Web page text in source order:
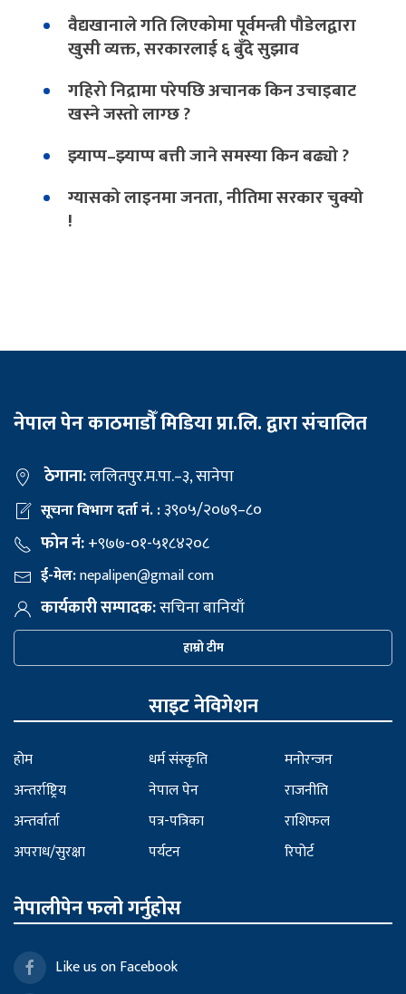
वैद्यखानाले गति लिएकोमा पूर्वमन्त्री पौडेलद्वारा
खुसी व्यक्त, सरकारलाई ६ बुँदे सुझाव
गहिरो निद्रामा परेपछि अचानक किन उचाइबाट
खस्ने जस्तो लाग्छ ?
झ्याप्प–झ्याप्प बत्ती जाने समस्या किन बढ्यो ?
ग्यासको लाइनमा जनता, नीतिमा सरकार चुक्यो
!
नेपाल पेन काठमाडौँ मिडिया प्रा.लि. द्वारा संचालित
ठेगाना:ललितपुर.म.पा.–३, सानेपा
सूचना विभाग दर्ता नं. :३९०५/२०७९–८०
फोन नं:+९७७-०१-५१८४२०८
ई-मेल:nepalipen@gmail com
कार्यकारी सम्पादक:सचिना बानियाँ
हाम्रो टीम
साइट नेविगेशन
होम
अन्तर्राष्ट्रिय
अन्तर्वार्ता
अपराध/सुरक्षा
धर्म संस्कृति
नेपाल पेन
पत्र-पत्रिका
पर्यटन
मनोरन्जन
राजनीति
राशिफल
रिपोर्ट
नेपालीपेन फलो गर्नुहोस
Like us on Facebook